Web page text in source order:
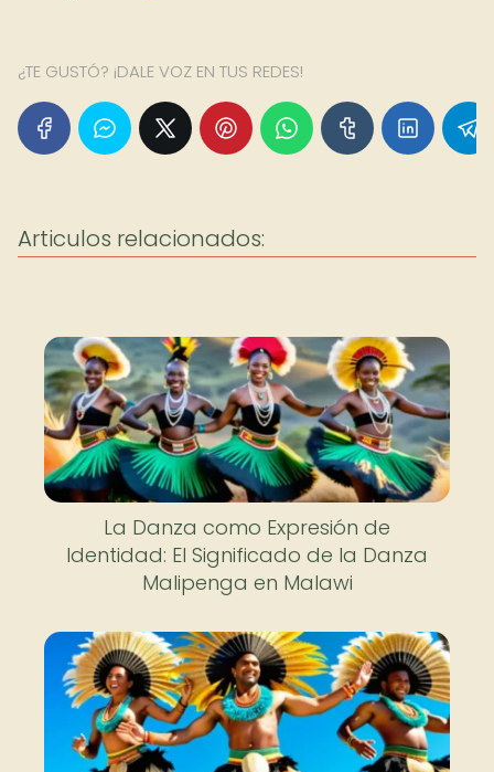
¿TE GUSTÓ? ¡DALE VOZ EN TUS REDES!
Articulos relacionados:
La Danza como Expresión de
Identidad: El Significado de la Danza
Malipenga en Malawi